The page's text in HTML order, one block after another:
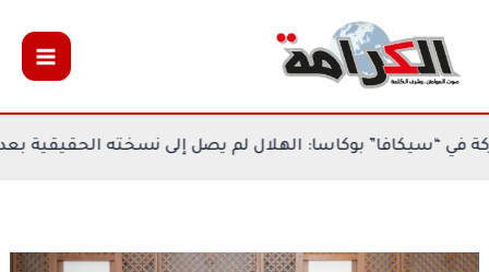
المحتوى
المشاركة في “سيكافا” بوكاسا: الهلال لم يصل إلى نسخته